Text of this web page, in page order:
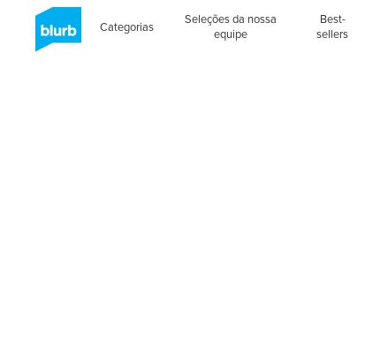
Categorias
Seleções da nossa
equipe
Best-
sellers